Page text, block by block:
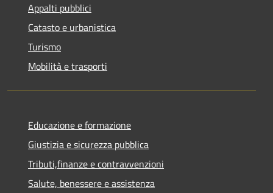
Appalti pubblici
Catasto e urbanistica
Turismo
Mobilità e trasporti
Educazione e formazione
Giustizia e sicurezza pubblica
Tributi,finanze e contravvenzioni
Salute, benessere e assistenza